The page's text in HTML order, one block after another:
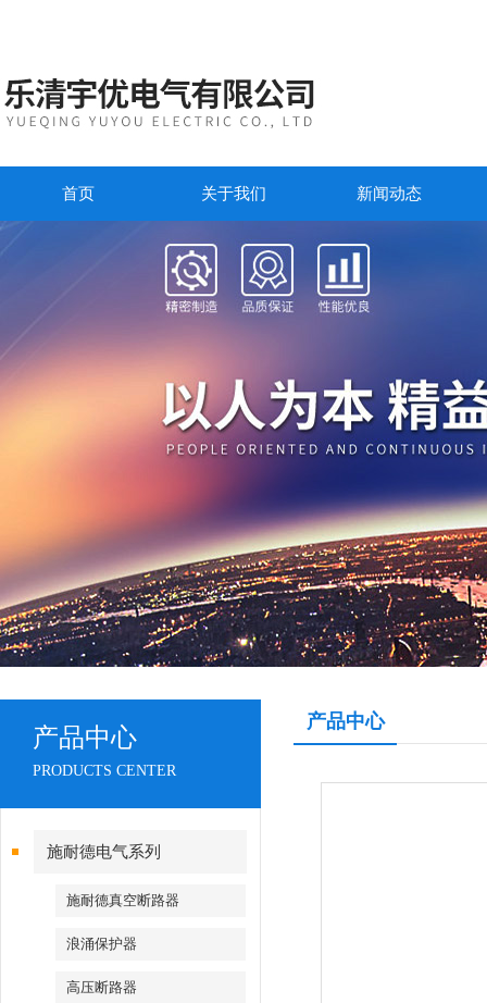
首页 关于我们 新闻动态
产品中心
PRODUCTS CENTER
施耐德电气系列
施耐德真空断路器
浪涌保护器
高压断路器
产品中心